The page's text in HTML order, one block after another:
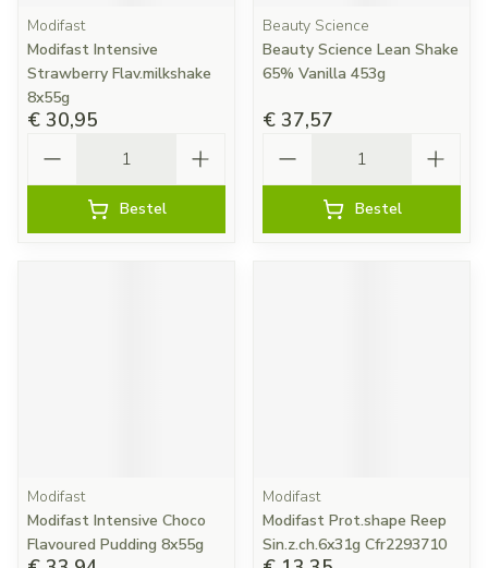
Modifast
Modifast Intensive
Strawberry Flav.milkshake
8x55g
€ 30,95
Bestel
Beauty Science
Beauty Science Lean Shake
65% Vanilla 453g
€ 37,57
Bestel
Modifast
Modifast Intensive Choco
Flavoured Pudding 8x55g
Modifast
Modifast Prot.shape Reep
Sin.z.ch.6x31g Cfr2293710